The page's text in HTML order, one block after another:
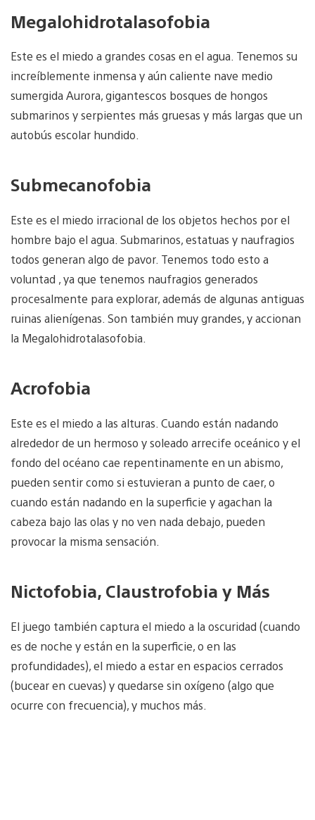
Megalohidrotalasofobia
Este es el miedo a grandes cosas en el agua. Tenemos su
increíblemente inmensa y aún caliente nave medio
sumergida Aurora, gigantescos bosques de hongos
submarinos y serpientes más gruesas y más largas que un
autobús escolar hundido.
Submecanofobia
Este es el miedo irracional de los objetos hechos por el
hombre bajo el agua. Submarinos, estatuas y naufragios
todos generan algo de pavor. Tenemos todo esto a
voluntad , ya que tenemos naufragios generados
procesalmente para explorar, además de algunas antiguas
ruinas alienígenas. Son también muy grandes, y accionan
la Megalohidrotalasofobia.
Acrofobia
Este es el miedo a las alturas. Cuando están nadando
alrededor de un hermoso y soleado arrecife oceánico y el
fondo del océano cae repentinamente en un abismo,
pueden sentir como si estuvieran a punto de caer, o
cuando están nadando en la superficie y agachan la
cabeza bajo las olas y no ven nada debajo, pueden
provocar la misma sensación.
Nictofobia, Claustrofobia y Más
El juego también captura el miedo a la oscuridad (cuando
es de noche y están en la superficie, o en las
profundidades), el miedo a estar en espacios cerrados
(bucear en cuevas) y quedarse sin oxígeno (algo que
ocurre con frecuencia), y muchos más.